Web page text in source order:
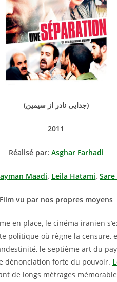
(جدایی نادر از سیمین)
2011
Réalisé par: Asghar Farhadi
Maadi, Leila Hatami,
Film vu par nos propres moyens
en place, le cinéma iranien
politique où règne la censure,
le septième art du
dénonciation forte du pouvoir.
de longs métrages